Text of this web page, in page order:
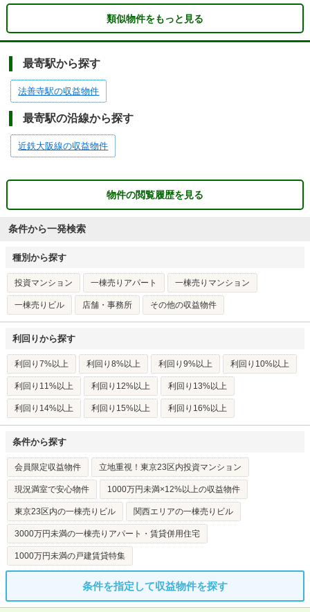
類似物件をもっと見る
最寄駅から探す
法善寺駅の収益物件
最寄駅の沿線から探す
近鉄大阪線の収益物件
物件の閲覧履歴を見る
条件から一発検索
種別から探す
投資マンション 一棟売りアパート 一棟売りマンション
一棟売りビル 店舗・事務所 その他の収益物件
利回りから探す
利回り7%以上 利回り8%以上 利回り9%以上 利回り10%以上
利回り11%以上 利回り12%以上 利回り13%以上
利回り14%以上 利回り15%以上 利回り16%以上
条件から探す
会員限定収益物件 立地重視！東京23区内投資マンション
現況満室で安心物件 1000万円未満×12%以上の収益物件
東京23区内の一棟売りビル 関西エリアの一棟売りビル
3000万円未満の一棟売りアパート・賃貸併用住宅
1000万円未満の戸建賃貸特集
条件を指定して収益物件を探す